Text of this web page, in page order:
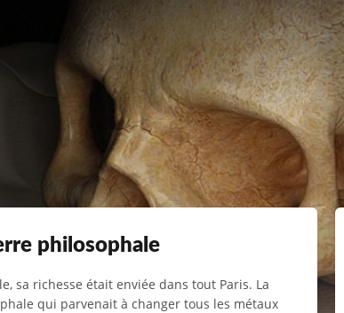
philosophale
sa richesse était enviée dans tout Paris. La
qui parvenait à changer tous les métaux